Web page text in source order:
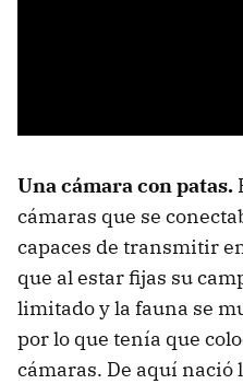
Una cámara con patas.
cámaras que se
capaces de transmitir
que al estar fijas su
limitado y la fauna se
por lo que tenía que
cámaras. De aquí nació